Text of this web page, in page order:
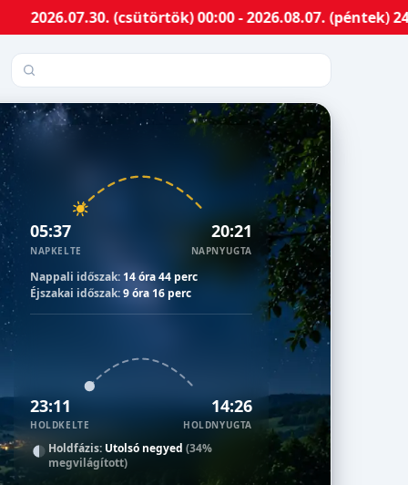
(csütörtök) 00:00 - 2026.08.07. (péntek) 24:00-ig
Település keresése
05:37
NAPKELTE
20:21
NAPNYUGTA
Nappali időszak: 14 óra 44 perc
Éjszakai időszak:9 óra 16 perc
23:11
HOLDKELTE
14:26
HOLDNYUGTA
Holdfázis: Utolsó negyed (34%
megvilágított)